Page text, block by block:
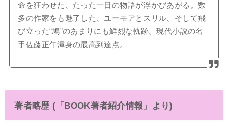
命を狂わせた、たった一日の物語が浮かびあがる。数
多の作家をも魅了した、ユーモアとスリル、そして飛
び立った“鳩”のあまりにも鮮烈な軌跡。現代小説の名
手佐藤正午渾身の最高到達点。
著者略歴 (「BOOK著者紹介情報」より)